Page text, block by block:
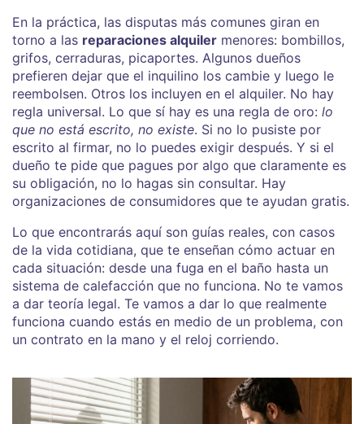
En la práctica, las disputas más comunes giran en
torno a las reparaciones alquiler menores: bombillos,
grifos, cerraduras, picaportes. Algunos dueños
prefieren dejar que el inquilino los cambie y luego le
reembolsen. Otros los incluyen en el alquiler. No hay
regla universal. Lo que sí hay es una regla de oro: lo
que no está escrito, no existe. Si no lo pusiste por
escrito al firmar, no lo puedes exigir después. Y si el
dueño te pide que pagues por algo que claramente es
su obligación, no lo hagas sin consultar. Hay
organizaciones de consumidores que te ayudan gratis.
Lo que encontrarás aquí son guías reales, con casos
de la vida cotidiana, que te enseñan cómo actuar en
cada situación: desde una fuga en el baño hasta un
sistema de calefacción que no funciona. No te vamos
a dar teoría legal. Te vamos a dar lo que realmente
funciona cuando estás en medio de un problema, con
un contrato en la mano y el reloj corriendo.